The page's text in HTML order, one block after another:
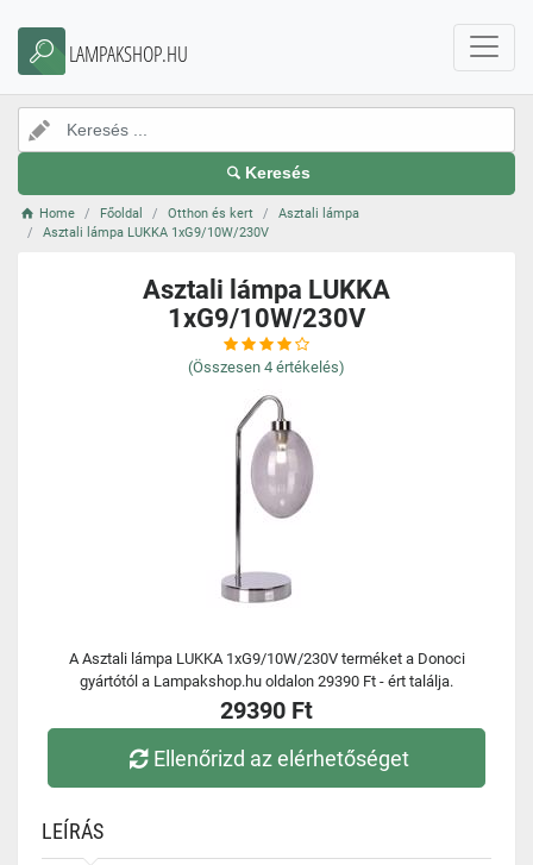
LAMPAKSHOP.HU
Keresés
Home Főoldal Otthon és kert
Asztali lámpa
Asztali lámpa LUKKA 1xG9/10W/230V
Asztali lámpa LUKKA
1xG9/10W/230V
(Összesen 4 értékelés)
A Asztali lámpa LUKKA 1xG9/10W/230V terméket a Donoci
gyártótól a Lampakshop.hu oldalon 29390 Ft - ért találja.
29390 Ft
Ellenőrizd az elérhetőséget
LEÍRÁS